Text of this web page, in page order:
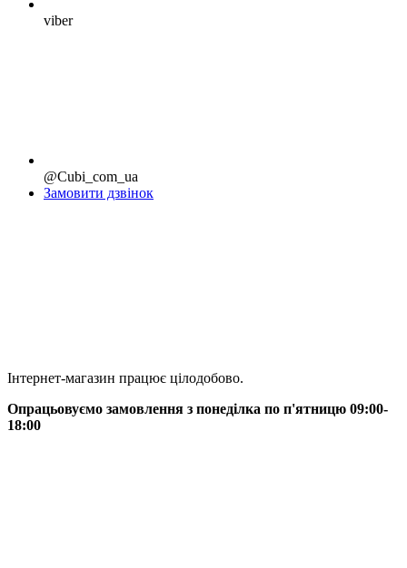
viber
@Cubi_com_ua
Замовити дзвінок
Інтернет-магазин працює цілодобово.
Опрацьовуємо замовлення з понеділка по п'ятницю 09:00-
18:00